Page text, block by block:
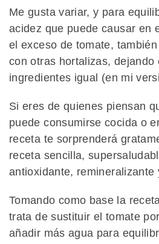
Me gusta variar, y para
acidez que puede causar en
el exceso de tomate,
con otras hortalizas, dejando
ingredientes igual (en mi
Si eres de quienes piensan
puede consumirse cocida o
receta te sorprenderá
receta sencilla,
antioxidante, remineralizante
Tomando como base la
trata de sustituir el tomate
añadir más agua para